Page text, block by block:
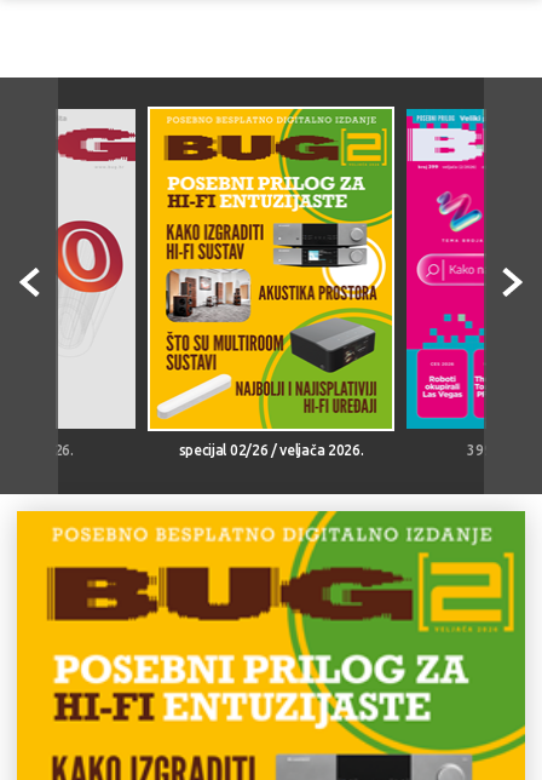
2026. specijal 02/26 / veljača 2026. 399 /